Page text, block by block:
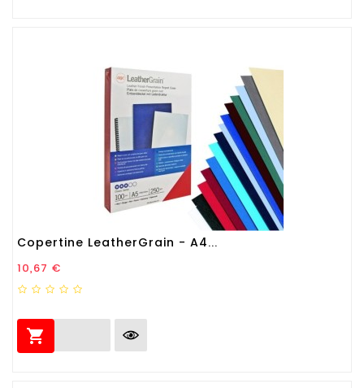
Copertine LeatherGrain - A4...
Prezzo
10,67 €
